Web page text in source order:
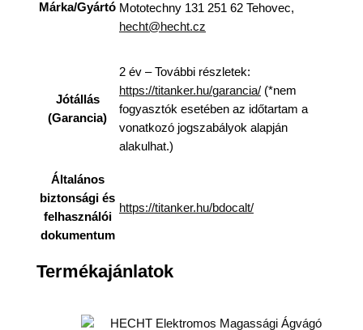
Márka/Gyártó Mototechny 131 251 62 Tehovec,
hecht@hecht.cz
Jótállás
(Garancia)
2 év – További részletek:
https://titanker.hu/garancia/ (*nem
fogyasztók esetében az időtartam a
vonatkozó jogszabályok alapján
alakulhat.)
Általános
biztonsági és
felhasználói
dokumentum
https://titanker.hu/bdocalt/
Termékajánlatok